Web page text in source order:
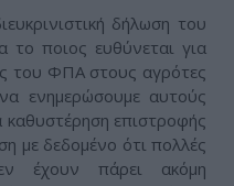
δήλωση του
το ποιος ευθύνεται για
του ΦΠΑ στους αγρότες
ενημερώσουμε αυτούς
καθυστέρηση επιστροφής
με δεδομένο ότι πολλές
έχουν πάρει ακόμη